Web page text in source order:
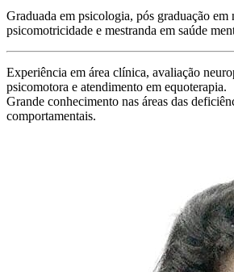
Graduada em psicologia, pós graduação em
psicomotricidade e mestranda em saúde
Experiência em área clínica, avaliação
psicomotora e atendimento em equoterapia.
Grande conhecimento nas áreas das
comportamentais.